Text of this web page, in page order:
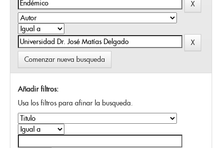
Comenzar nueva busqueda
Añadir filtros:
Usa los filtros para afinar la busqueda.